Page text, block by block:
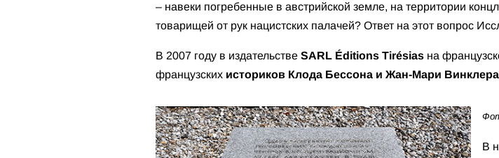
– навеки погребенные в австрийской земле, на территории
товарищей от рук нацистских палачей? Ответ на этот вопрос
В 2007 году в издательстве SARL Éditions Tirésias на
французских историков Клода Бессона и Жан-Мари Винклера
В